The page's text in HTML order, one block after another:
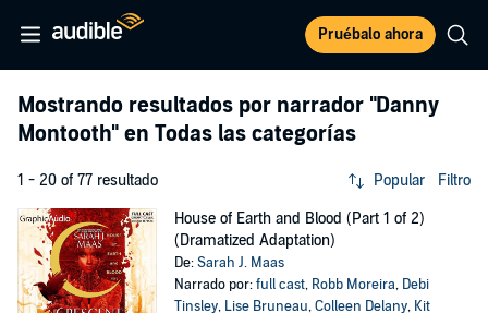
Pruébalo ahora
Mostrando resultados por narrador "Danny
Montooth" en Todas las categorías
1 - 20 of 77 resultado Popular Filtro
House of Earth and Blood (Part 1 of 2)
(Dramatized Adaptation)
De:Sarah J. Maas
Narrado por:full cast, Robb Moreira, Debi
Tinsley, Lise Bruneau,Colleen Delany, Kit